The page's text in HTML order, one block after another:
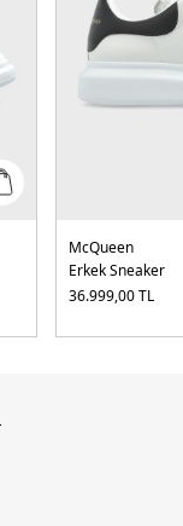
McQueen
Erkek Sneaker
36.999,00TL